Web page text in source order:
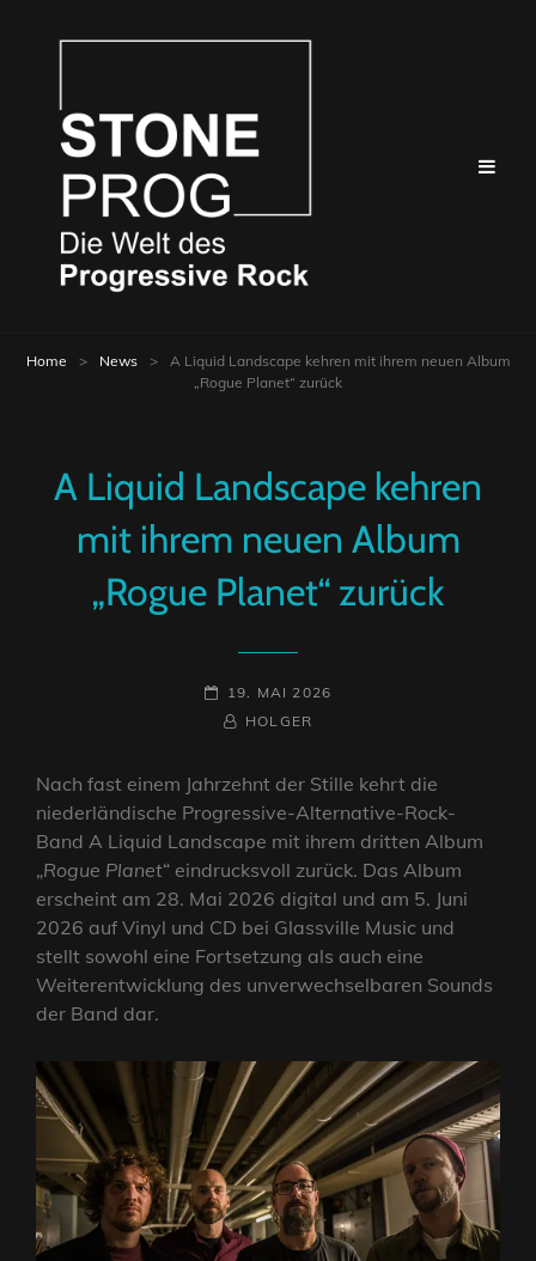
Home > News >
A Liquid Landscape kehren mit ihrem neuen Album
„Rogue Planet“ zurück
A Liquid Landscape kehren
mit ihrem neuen Album
„Rogue Planet“ zurück
POSTED-
ON
19. MAI 2026
BY
BYLINEHOLGER
Nach fast einem Jahrzehnt der Stille kehrt die
niederländische Progressive-Alternative-Rock-
Band A Liquid Landscape mit ihrem dritten Album
„Rogue Planet“ eindrucksvoll zurück. Das Album
erscheint am 28. Mai 2026 digital und am 5. Juni
2026 auf Vinyl und CD bei Glassville Music und
stellt sowohl eine Fortsetzung als auch eine
Weiterentwicklung des unverwechselbaren Sounds
der Band dar.